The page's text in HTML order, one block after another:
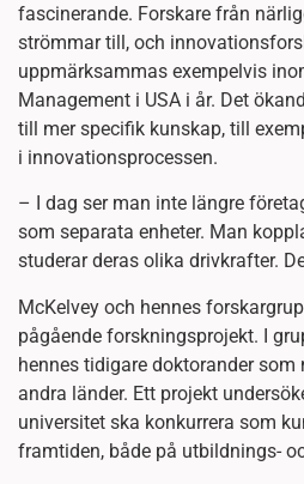
fascinerande. Forskare från
strömmar till, och
uppmärksammas exempelvis
Management i USA i år. Det
till mer specifik kunskap, till
i innovationsprocessen.
– I dag ser man inte längre
som separata enheter. Man
studerar deras olika drivkrafter.
McKelvey och hennes
pågående forskningsprojekt. I
hennes tidigare doktorander som
andra länder. Ett projekt
universitet ska konkurrera som
framtiden, både på utbildnings-